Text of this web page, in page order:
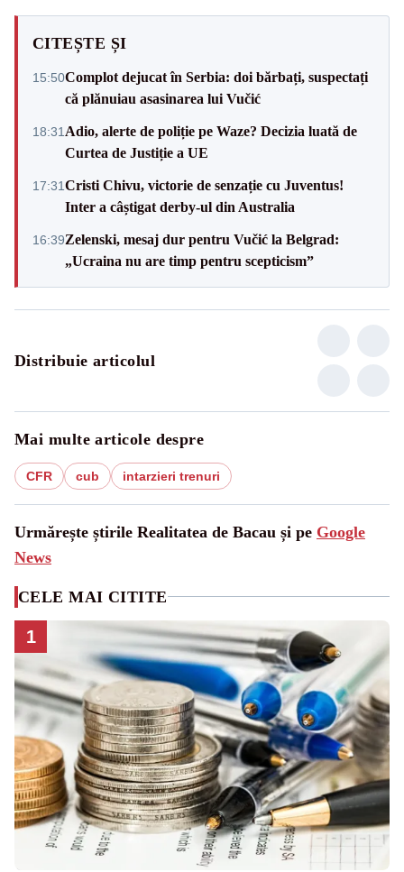
CITEȘTE ȘI
15:50Complot dejucat în Serbia: doi bărbați, suspectați
că plănuiau asasinarea lui Vučić
18:31 Adio, alerte de poliție pe Waze? Decizia luată de
Curtea de Justiție a UE
17:31Cristi Chivu, victorie de senzație cu Juventus!
Inter a câștigat derby-ul din Australia
16:39Zelenski, mesaj dur pentru Vučić la Belgrad:
„Ucraina nu are timp pentru scepticism”
Distribuie articolul
Mai multe articole despre
CFR cub intarzieri trenuri
Urmărește știrile Realitatea de Bacau și pe Google
News
CELE MAI CITITE
1